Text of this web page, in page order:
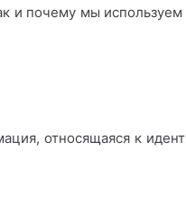
и почему мы
относящаяся к